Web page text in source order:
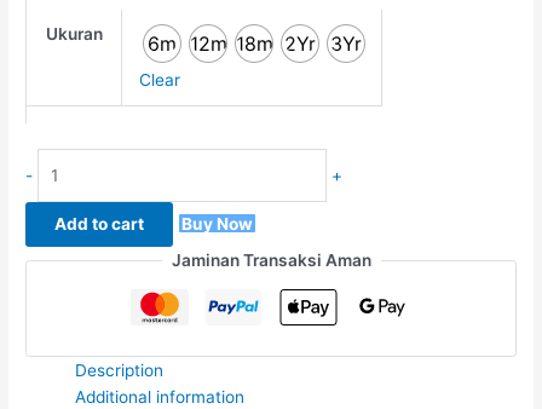
Ukuran 6m 12m 18m 2Yr 3Yr
Clear
- +
Add to cart
Buy Now
Jaminan Transaksi Aman
Description
Additional information